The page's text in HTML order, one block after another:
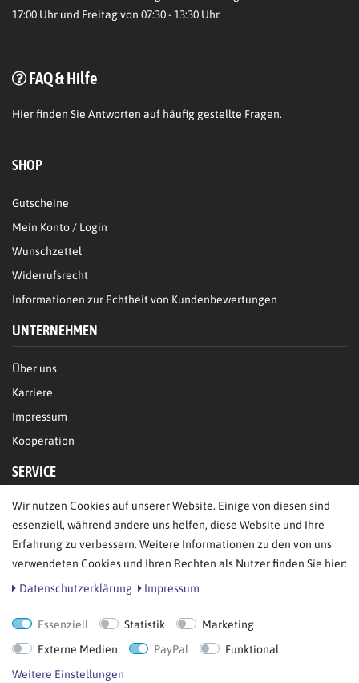
17:00 Uhr und Freitag von 07:30 - 13:30 Uhr.
FAQ & Hilfe
Hierfinden Sie Antworten auf häufig gestellte Fragen.
SHOP
Gutscheine
Mein Konto / Login
Wunschzettel
Widerrufsrecht
Informationen zur Echtheit von Kundenbewertungen
UNTERNEHMEN
Über uns
Karriere
Impressum
Kooperation
SERVICE
FAQ/Hilfe
Datenschutz
AGB
Bestellung widerrufen
Wir nutzen Cookies auf unserer Website. Einige von diesen sind
essenziell, während andere uns helfen, diese Website und Ihre
Erfahrung zu verbessern. Weitere Informationen zu den von uns
verwendeten Cookies und Ihren Rechten als Nutzer finden Sie hier:
Daten­schutz­erklärung
Impressum
Essenziell Statistik
Marketing
Externe Medien
PayPal
Funktional
Weitere Einstellungen